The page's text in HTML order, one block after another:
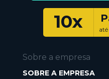
10x
Sobre a empresa
SOBRE A EMPRESA